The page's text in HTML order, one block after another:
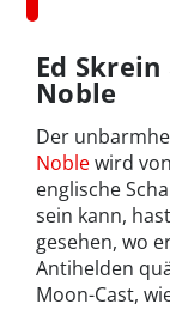
Ed
Noble
Der
Noblewird von
englische
sein kann,
gesehen, wo
Antihelden
Moon-Cast,